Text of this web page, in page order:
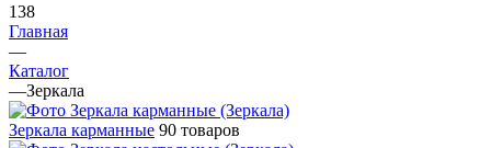
138
Главная
—
Каталог
—Зеркала
Зеркала карманные 90 товаров